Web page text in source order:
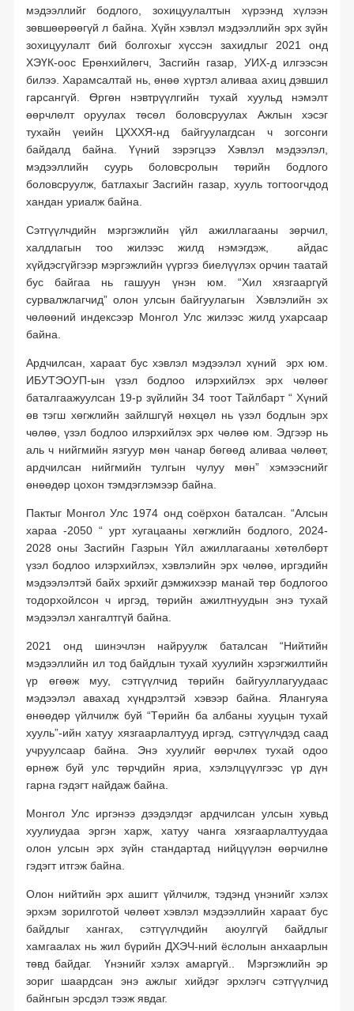
мэдээллийг бодлого, зохицуулалтын хүрээнд хүлээн
зөвшөөрөөгүй л байна. Хүйн хэвлэл мэдээллийн эрх зүйн
зохицуулалт бий болгохыг хүссэн захидлыг 2021 онд
ХЭҮК-оос Ерөнхийлөгч, Засгийн газар, УИХ-д илгээсэн
билээ. Харамсалтай нь, өнөө хүртэл аливаа ахиц дэвшил
гарсангүй. Өргөн нэвтрүүлгийн тухай хуульд нэмэлт
өөрчлөлт оруулах төсөл боловсруулах Ажлын хэсэг
тухайн үеийн ЦХХХЯ-нд байгуулагдсан ч зогсонги
байдалд байна. Үүний зэрэгцээ Хэвлэл мэдээлэл,
мэдээллийн суурь боловсролын төрийн бодлого
боловсруулж, батлахыг Засгийн газар, хууль тогтоогчдод
хандан уриалж байна.
Сэтгүүлчдийн мэргэжлийн үйл ажиллагааны зөрчил,
халдлагын тоо жилээс жилд нэмэгдэж, айдас
хүйдэсгүйгээр мэргэжлийн үүргээ биелүүлэх орчин таатай
бус байгаа нь гашуун үнэн юм. “Хил хязгааргүй
сурвалжлагчид” олон улсын байгуулагын Хэвлэлийн эх
чөлөөний индексээр Монгол Улс жилээс жилд ухарсаар
байна.
Ардчилсан, хараат бус хэвлэл мэдээлэл хүний эрх юм.
ИБУТЭОУП-ын үзэл бодлоо илэрхийлэх эрх чөлөөг
баталгаажуулсан 19-р зүйлийн 34 тоот Тайлбарт “ Хүний
өв тэгш хөгжлийн зайлшгүй нөхцөл нь үзэл бодлын эрх
чөлөө, үзэл бодлоо илэрхийлэх эрх чөлөө юм. Эдгээр нь
аль ч нийгмийн язгуур мөн чанар бөгөөд аливаа чөлөөт,
ардчилсан нийгмийн тулгын чулуу мөн” хэмээснийг
өнөөдөр цохон тэмдэглэмээр байна.
Пактыг Монгол Улс 1974 онд соёрхон баталсан. “Алсын
хараа -2050 “ урт хугацааны хөгжлийн бодлого, 2024-
2028 оны Засгийн Газрын Үйл ажиллагааны хөтөлбөрт
үзэл бодлоо илэрхийлэх, хэвлэлийн эрх чөлөө, иргэдийн
мэдээлэлтэй байх эрхийг дэмжихээр манай төр бодлогоо
тодорхойлсон ч иргэд, төрийн ажилтнуудын энэ тухай
мэдээлэл хангалтгүй байна.
2021 онд шинэчлэн найруулж баталсан “Нийтийн
мэдээллийн ил тод байдлын тухай хуулийн хэрэгжилтийн
үр өгөөж муу, сэтгүүлчид төрийн байгууллагуудаас
мэдээлэл авахад хүндрэлтэй хэвээр байна. Ялангуяа
өнөөдөр үйлчилж буй “Төрийн ба албаны хууцын тухай
хууль”-ийн хатуу хязгаарлалтууд иргэд, сэтгүүлчдэд саад
учруулсаар байна. Энэ хуулийг өөрчлөх тухай одоо
өрнөж буй улс төрчдийн яриа, хэлэлцүүлгээс үр дүн
гарна гэдэгт найдаж байна.
Монгол Улс иргэнээ дээдэлдэг ардчилсан улсын хувьд
хуулиудаа эргэн харж, хатуу чанга хязгаарлалтуудаа
олон улсын эрх зүйн стандартад нийцүүлэн өөрчилнө
гэдэгт итгэж байна.
Олон нийтийн эрх ашигт үйлчилж, тэдэнд үнэнийг хэлэх
эрхэм зорилготой чөлөөт хэвлэл мэдээллийн хараат бус
байдлыг хангах, сэтгүүлчдийн аюулгүй байдлыг
хамгаалах нь жил бүрийн ДХЭЧ-ний ёслолын анхаарлын
төвд байдаг. Үнэнийг хэлэх амаргүй.. Мэргэжлийн эр
зориг шаардсан энэ ажлыг хийдэг эрхлэгч сэтгүүлчид
байнгын эрсдэл тээж явдаг.